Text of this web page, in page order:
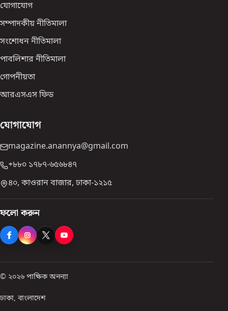
যোগাযোগ
সম্পাদকীয় নীতিমালা
সংশোধন নীতিমালা
পাবলিশার নীতিমালা
গোপনীয়তা
আরএসএস ফিড
যোগাযোগ
magazine.anannya@gmail.com
+৮৮০ ১৭৮৭-৬৫৬৮৪৭
৪০, কাওরান বাজার, ঢাকা-১২১৫
ফলো করুন
© ২০২৬ পাক্ষিক অনন্যা
ঢাকা, বাংলাদেশ